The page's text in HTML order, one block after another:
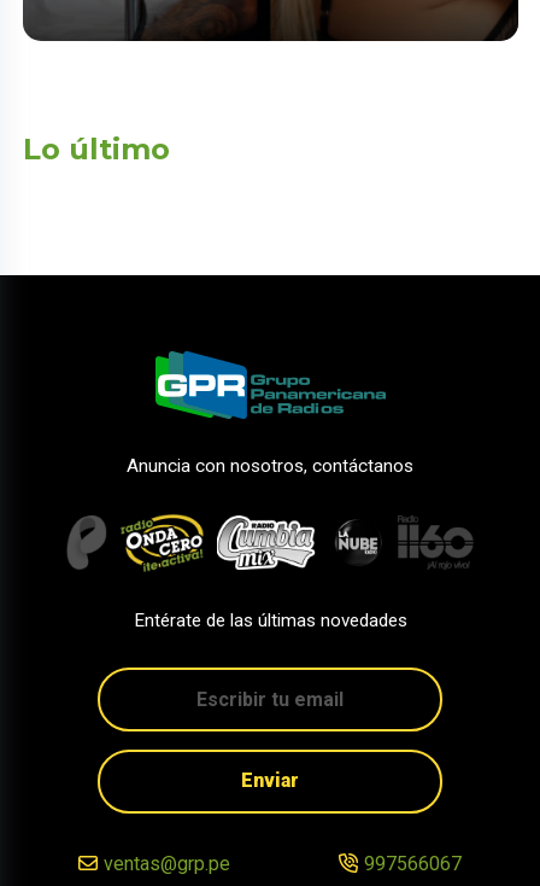
Lo último
Anuncia con nosotros, contáctanos
Entérate de las últimas novedades
Enviar
ventas@grp.pe 997566067